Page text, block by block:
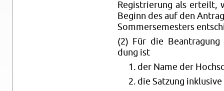
Re­gis­trie­rung als er­teilt,
Be­ginn des auf den
Som­mer­se­mes­ters
(2) Für die
dung ist
der Name der
die Sat­zung in­klu­si­ve